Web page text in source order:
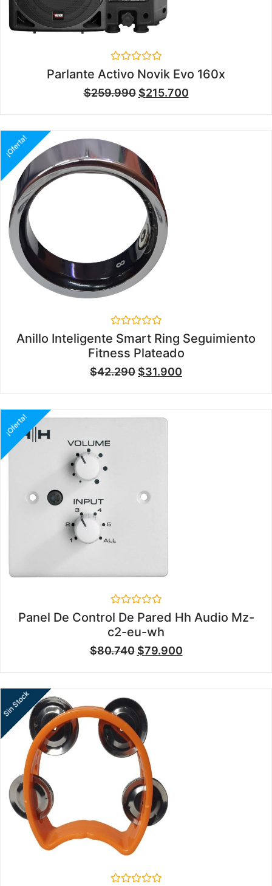
Valorado
en
0
de
Parlante Activo Novik Evo 160x
$259.990 $215.700
¡Oferta!
Valorado
en
0
de
5
Anillo Inteligente Smart Ring Seguimiento
Fitness Plateado
$42.290 $31.900
¡Oferta!
Valorado
en
0
de
5
Panel De Control De Pared Hh Audio Mz-
c2-eu-wh
$80.740 $79.900
Sin Stock